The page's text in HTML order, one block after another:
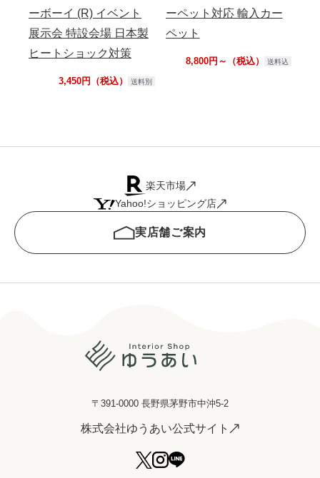
ーボーイ (R) イベント
展示会 特設会場 日本製
ヒートショック対策
3,450円（税込） 送料別
ーペット対応 輸入カー
ペット
8,800円～（税込） 送料込
楽天市場
Yahoo!ショッピング店
実店舗ご案内
〒391-0000 長野県茅野市中沖5-2
株式会社ゆうあい公式サイト